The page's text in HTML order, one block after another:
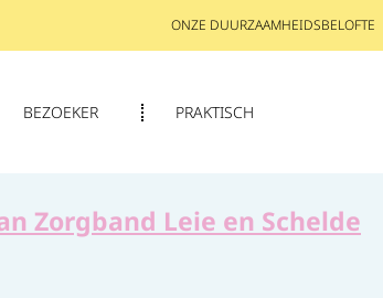
ONZE DUURZAAMHEIDSBELOFTE
BEZOEKER PRAKTISCH
Zorgband Leie en Schelde